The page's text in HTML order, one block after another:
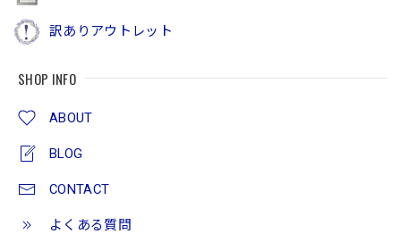
訳ありアウトレット
SHOP INFO
ABOUT
BLOG
CONTACT
よくある質問